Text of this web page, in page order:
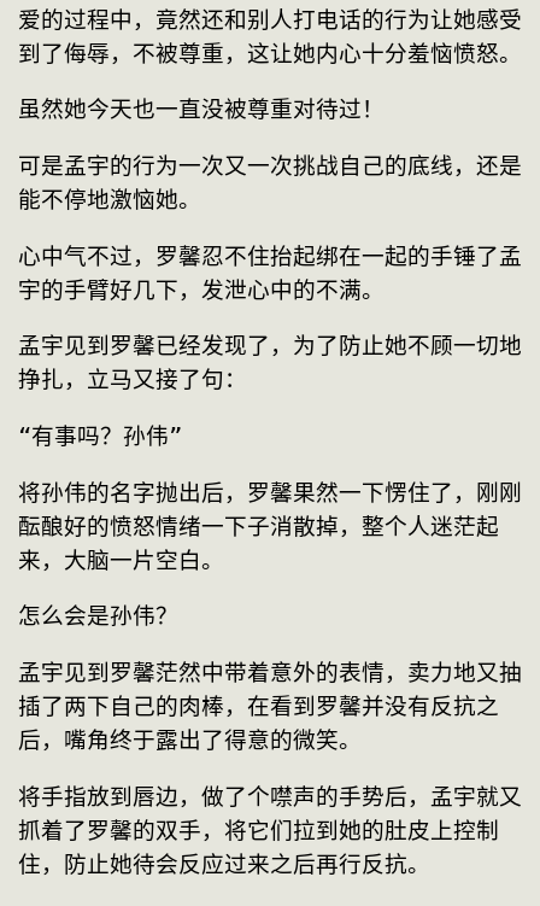
爱的过程中，竟然还和别人打电话的行为让她感受
到了侮辱，不被尊重，这让她内心十分羞恼愤怒。
虽然她今天也一直没被尊重对待过！
可是孟宇的行为一次又一次挑战自己的底线，还是
能不停地激恼她。
心中气不过，罗馨忍不住抬起绑在一起的手锤了孟
宇的手臂好几下，发泄心中的不满。
孟宇见到罗馨已经发现了，为了防止她不顾一切地
挣扎，立马又接了句：
“有事吗？孙伟”
将孙伟的名字抛出后，罗馨果然一下愣住了，刚刚
酝酿好的愤怒情绪一下子消散掉，整个人迷茫起
来，大脑一片空白。
怎么会是孙伟？
孟宇见到罗馨茫然中带着意外的表情，卖力地又抽
插了两下自己的肉棒，在看到罗馨并没有反抗之
后，嘴角终于露出了得意的微笑。
将手指放到唇边，做了个噤声的手势后，孟宇就又
抓着了罗馨的双手，将它们拉到她的肚皮上控制
住，防止她待会反应过来之后再行反抗。